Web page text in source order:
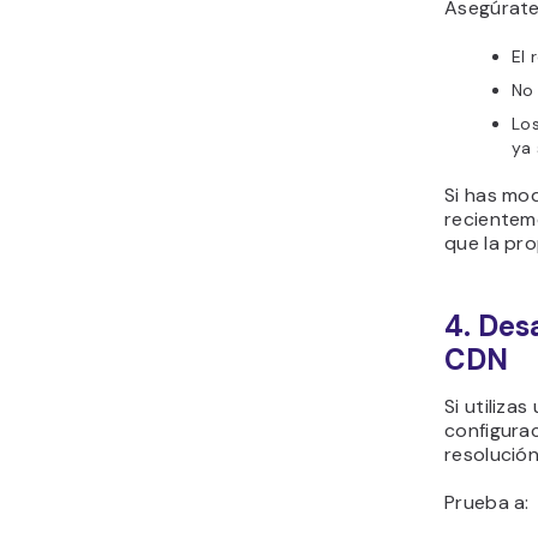
El
ya
Si has
que la
4.
CDN
Si utilizas
Prueba a: